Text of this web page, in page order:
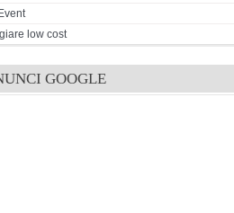
low cost
GOOGLE